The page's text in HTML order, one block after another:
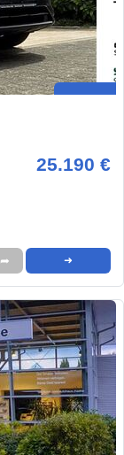
25.190 €
➦ ➜